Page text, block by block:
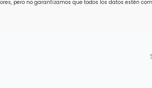
pero no garantizamos que todos los datos estén